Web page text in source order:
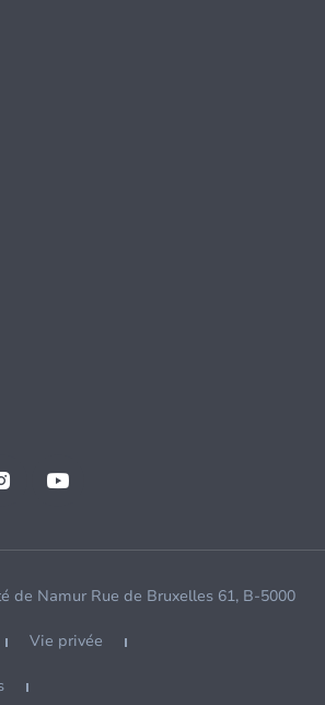
de Namur Rue de Bruxelles 61, B-5000
Vie privée